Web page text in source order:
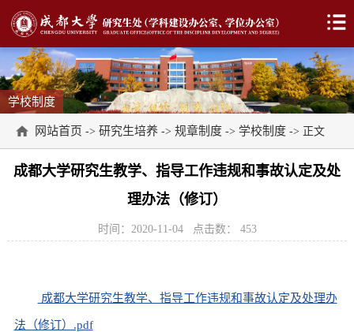
学校制度
网站首页 -> 研究生培养 -> 规章制度 -> 学校制度 -> 正文
成都大学研究生教学、指导工作违规和事故认定及处
理办法（修订）
时间：2020-11-04 点击数： 453
成都大学研究生教学、指导工作违规和事故认定及处理办
法（修订）.pdf